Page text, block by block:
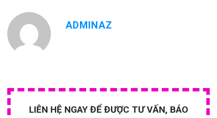
ADMINAZ
LIÊN HỆ NGAY ĐỂ ĐƯỢC TƯ VẤN, BÁO